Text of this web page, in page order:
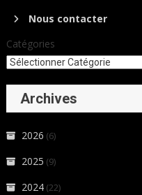
Nous contacter
Catégories
Archives
2026 (6)
2025 (9)
2024 (22)